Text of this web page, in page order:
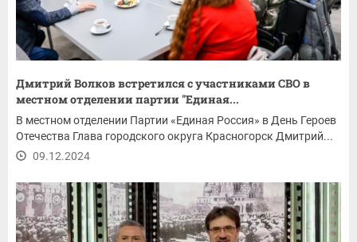
Дмитрий Волков встретился с участниками СВО в
местном отделении партии "Единая...
В местном отделении Партии «Единая Россия» в День Героев
Отечества Глава городского округа Красногорск Дмитрий...
09.12.2024